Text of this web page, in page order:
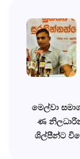
මෙල්වා
ණ
ශිල්පීන්ට